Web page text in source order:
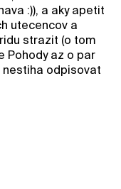
:)), a aky apetit
utecencov a
strazit (o tom
Pohody az o par
odpisovat